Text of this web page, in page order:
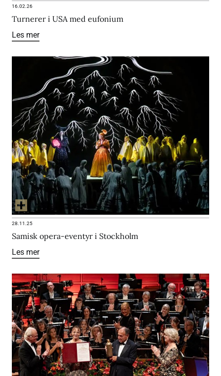
16.02.26
Turnerer i USA med eufonium
Les mer
28.11.25
Samisk opera-eventyr i Stockholm
Les mer